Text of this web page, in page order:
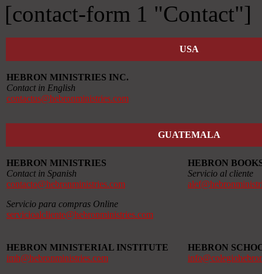
[contact-form 1 "Contact"]
USA
HEBRON MINISTRIES INC.
Contact in English
contactus@hebronministries.com
GUATEMALA
HEBRON MINISTRIES
Contact in Spanish
contacto@hebronministries.com
Servicio para compras Online
servicioalcliente@hebronministries.com
HEBRON
Servicio al cliente
HEBRON MINISTERIAL INSTITUTE
imh@hebronministries.com
HEBRON